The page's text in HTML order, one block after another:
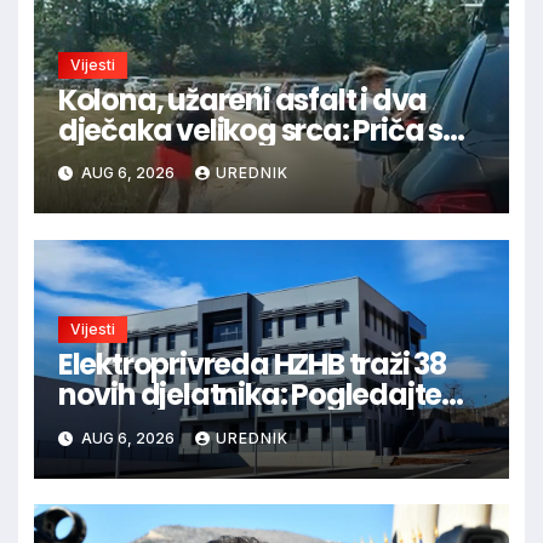
Vijesti
Kolona, užareni asfalt i dva
dječaka velikog srca: Priča s
granice oduševila regiju
AUG 6, 2026 UREDNIK
Vijesti
Elektroprivreda HZHB traži 38
novih djelatnika: Pogledajte
otvorena radna mjesta po
gradovima
AUG 6, 2026 UREDNIK